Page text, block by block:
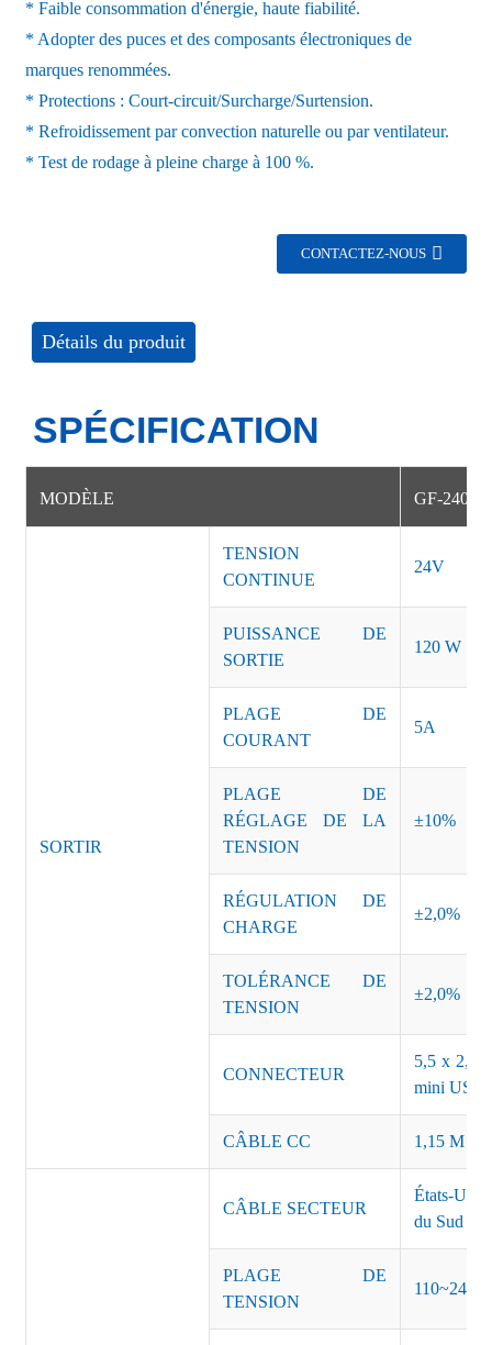
* Faible consommation d'énergie, haute fiabilité.
* Adopter des puces et des composants électroniques de
marques renommées.
* Protections : Court-circuit/Surcharge/Surtension.
* Refroidissement par convection naturelle ou par ventilateur.
* Test de rodage à pleine charge à 100 %.
CONTACTEZ-NOUS
Détails du produit
SPÉCIFICATION
MODÈLE GF-
SORTIR
TENSION
CONTINUE
24V
PUISSANCE DE
SORTIE
120 W
PLAGE DE
COURANT
5A
PLAGE DE
RÉGLAGE DE LA
TENSION
±10%
RÉGULATION DE
CHARGE
±2,0%
TOLÉRANCE DE
TENSION
±2,0%
CONNECTEUR
5,5 x 2,5,
mini USB
CÂBLE CC 1,15 M ou
CÂBLE SECTEUR
États-Unis
du Sud
PLAGE DE
TENSION
110~240